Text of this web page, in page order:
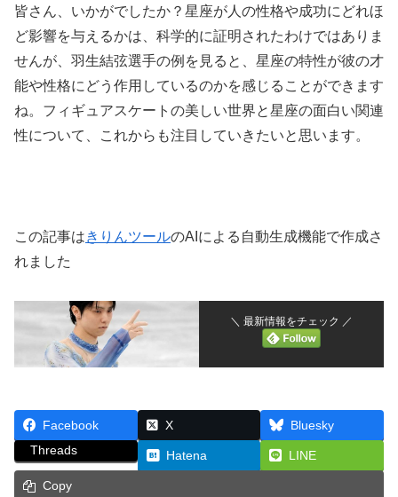
皆さん、いかがでしたか？星座が人の性格や成功にどれほ
ど影響を与えるかは、科学的に証明されたわけではありま
せんが、羽生結弦選手の例を見ると、星座の特性が彼の才
能や性格にどう作用しているのかを感じることができます
ね。フィギュアスケートの美しい世界と星座の面白い関連
性について、これからも注目していきたいと思います。
この記事はきりんツールのAIによる自動生成機能で作成さ
れました
＼ 最新情報をチェック ／
Facebook X
Bluesky
Threads
Hatena LINE
Copy